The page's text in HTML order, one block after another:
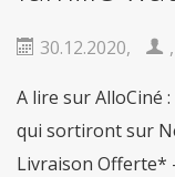
nêtes pas seul. Mais
remèdes contre la
Maintenant, pas
filles qui travaillent
sensationnelles en
30.12.2020, ,
A lire sur AlloCiné
qui sortiront sur
Livraison Offerte*